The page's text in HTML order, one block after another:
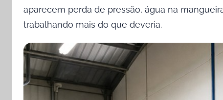
m
u
h
aparecem perda de pressão, água na
trabalhando mais do que deveria.